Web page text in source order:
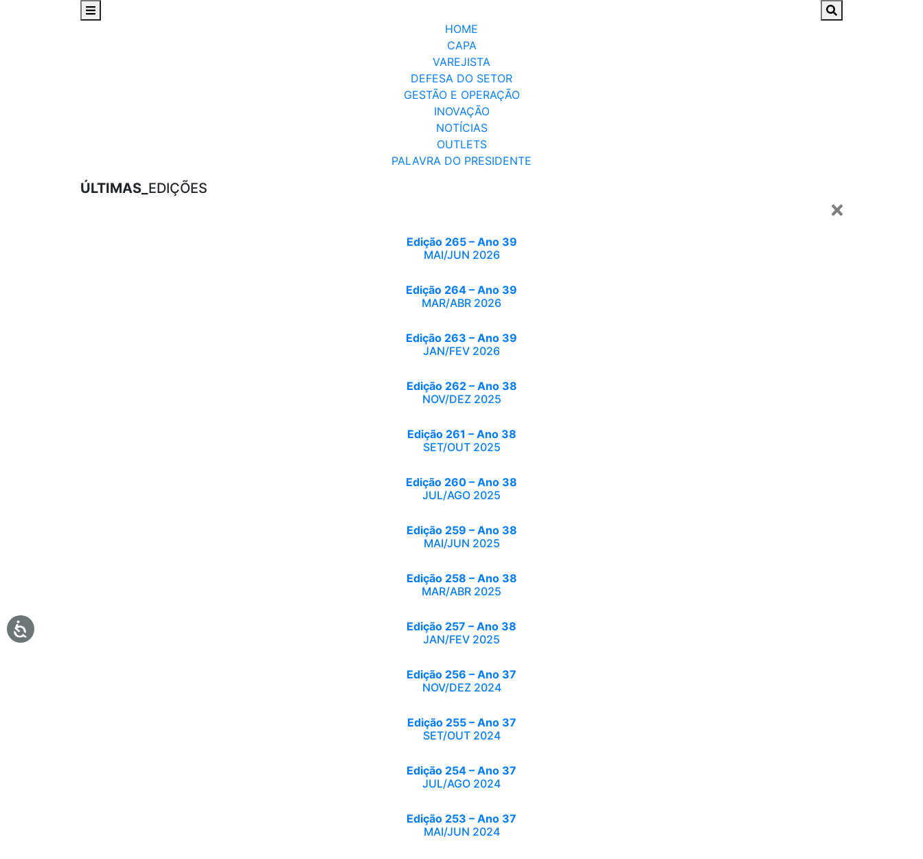
HOME
CAPA
VAREJISTA
DEFESA DO SETOR
GESTÃO E OPERAÇÃO
INOVAÇÃO
NOTÍCIAS
OUTLETS
PALAVRA DO PRESIDENTE
ÚLTIMAS_ EDIÇÕES
Edição 265 – Ano 39
MAI/JUN 2026
Edição 264 – Ano 39
MAR/ABR 2026
Edição 263 – Ano 39
JAN/FEV 2026
Edição 262 – Ano 38
NOV/DEZ 2025
Edição 261 – Ano 38
SET/OUT 2025
Edição 260 – Ano 38
JUL/AGO 2025
Edição 259 – Ano 38
MAI/JUN 2025
Edição 258 – Ano 38
MAR/ABR 2025
Edição 257 – Ano 38
JAN/FEV 2025
Edição 256 – Ano 37
NOV/DEZ 2024
Edição 255 – Ano 37
SET/OUT 2024
Edição 254 – Ano 37
JUL/AGO 2024
Edição 253 – Ano 37
MAI/JUN 2024